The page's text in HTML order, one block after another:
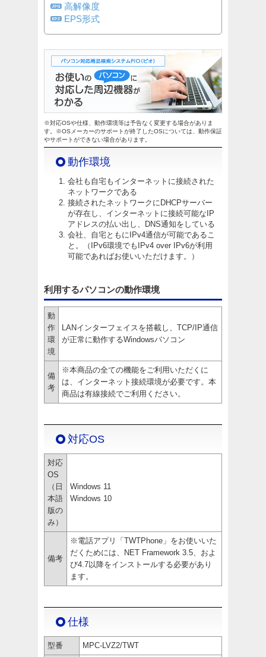
高解像度
EPS形式
※対応OSや仕様、動作環境等は予告なく変更する場合がありま
す。※OSメーカーのサポートが終了したOSについては、動作保証
やサポートができない場合があります。
動作環境
会社も自宅もインターネットに接続された
ネットワークである
接続されたネットワークにDHCPサーバー
が存在し、インターネットに接続可能なIP
アドレスの払い出し、DNS通知をしている
会社、自宅ともにIPv4通信が可能であるこ
と。（IPv6環境でもIPv4 over IPv6が利用
可能であればお使いいただけます。）
利用するパソコンの動作環境
動
作
環
境
LANインターフェイスを搭載し、TCP/IP通信
が正常に動作するWindowsパソコン
備
考
※本商品の全ての機能をご利用いただくに
は、インターネット接続環境が必要です。本
商品は有線接続でご利用ください。
対応OS
対応
OS
（日
本語
版の
み）
Windows 11
Windows 10
備考
※電話アプリ「TWTPhone」をお使いいた
だくためには、NET Framework 3.5、およ
び4.7以降をインストールする必要があり
ます。
仕様
型番 MPC-LVZ2/TWT